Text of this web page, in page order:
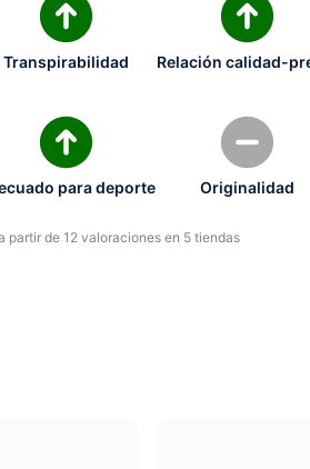
Transpirabilidad Relación calidad-
para deporte Originalidad
partir de 12 valoraciones en 5 tiendas